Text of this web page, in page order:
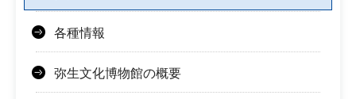
各種情報
弥生文化博物館の概要